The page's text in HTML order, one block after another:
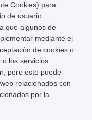
Cookies) para
de usuario
que algunos de
mediante el
de cookies o
o los servicios
pero esto puede
relacionados con
por la